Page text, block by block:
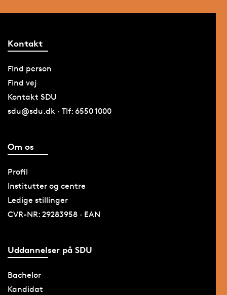
Kontakt
Find person
Find vej
Kontakt SDU
sdu@sdu.dk · Tlf: 6550 1000
Om os
Profil
Institutter og centre
Ledige stillinger
CVR-NR: 29283958 · EAN
Uddannelser på SDU
Bachelor
Kandidat